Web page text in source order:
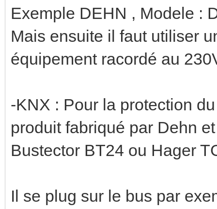
Exemple DEHN , Modele :
Mais ensuite il faut utiliser
équipement racordé au
-KNX : Pour la protection
produit fabriqué par Dehn
Bustector BT24 ou Hager
Il se plug sur le bus par